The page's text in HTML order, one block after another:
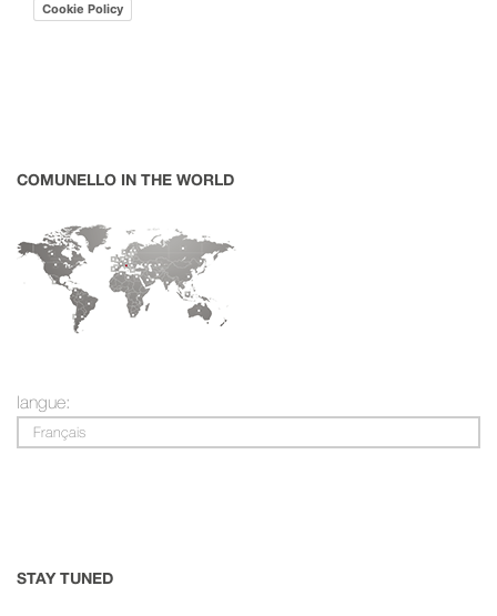
Cookie Policy
COMUNELLO IN THE WORLD
langue:
Français
STAY TUNED